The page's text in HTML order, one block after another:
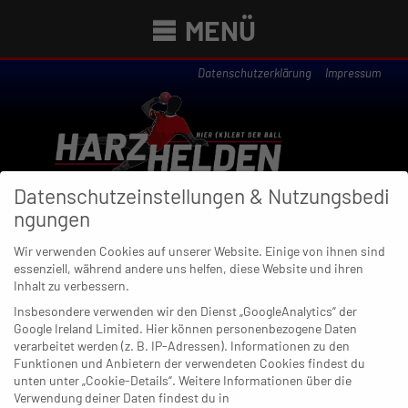
MENÜ
Datenschutzerklärung Impressum
Newsübersicht
21. JANUAR 2021
Saisonfortsetzung: Nur die Eagles
wollen unbedingt
Datenschutzeinstellungen & Nutzungsbedi
ngungen
Wir verwenden Cookies auf unserer Website. Einige von ihnen sind
essenziell, während andere uns helfen, diese Website und ihren
Inhalt zu verbessern.
Insbesondere verwenden wir den Dienst „GoogleAnalytics“ der
Google Ireland Limited. Hier können personenbezogene Daten
verarbeitet werden (z. B. IP-Adressen). Informationen zu den
Funktionen und Anbietern der verwendeten Cookies findest du
unten unter „Cookie-Details“. Weitere Informationen über die
Verwendung deiner Daten findest du in